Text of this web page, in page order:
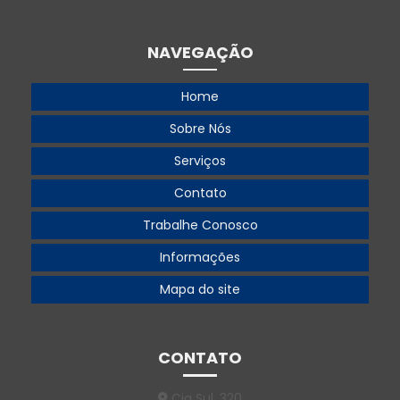
Gerador 360 kva
Gerador 360 kva preço
Gerador 500
Gerador 500 kva
Gerador 500 kva aluguel
NAVEGAÇÃO
Home
Sobre Nós
Serviços
Contato
Trabalhe Conosco
Informações
Mapa do site
CONTATO